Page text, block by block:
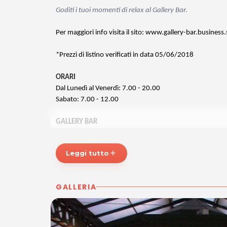
Goditi i tuoi momenti di relax al Gallery Bar.
Per maggiori info visita il sito: www.gallery-
*Prezzi di listino verificati in data 05/06/2018
ORARI
Dal Lunedì al Venerdì: 7.00 - 20.00
Sabato: 7.00 - 12.00
GALLERY BAR
30027 e San Donà di Piave
Tel. 3395230733
Per ulteriori informazioni sull'offerta o sulle modalit‡ di
Leggi tutto add
GALLERIA